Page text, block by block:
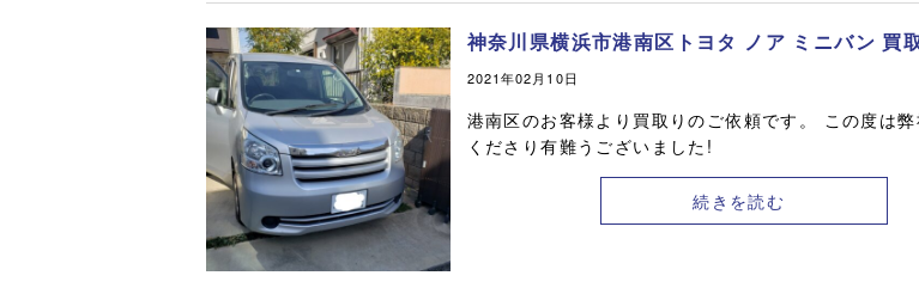
神奈川県横浜市港南区トヨタ ノア ミニバン 買
2021年02月10日
港南区のお客様より買取りのご依頼です。 この度は
くださり有難うございました!
続きを読む